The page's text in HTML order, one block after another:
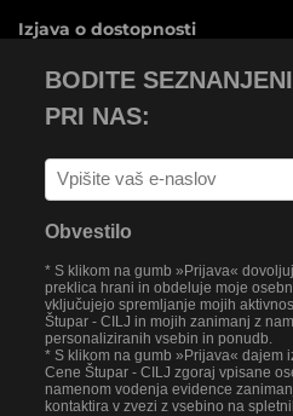
Izjava o dostopnosti
BODITE
PRI NAS:
Obvestilo
* S klikom na gumb »Prijava«
preklica hrani in obdeluje moje
vključujejo spremljanje mojih
Štupar - CILJ in mojih zanimanj z
personaliziranih vsebin in ponudb.
* S klikom na gumb »Prijava« dajem
Cene Štupar - CILJ zgoraj vpisane
namenom vodenja evidence
kontaktira v zvezi z vsebino na